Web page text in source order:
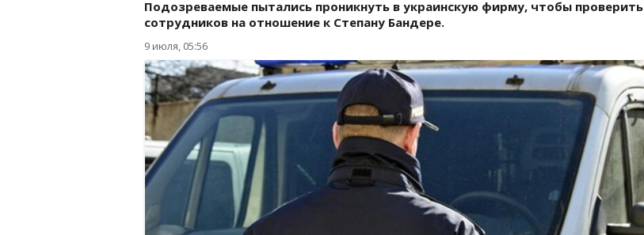
Подозреваемые пытались проникнуть в украинскую фирму, чтобы проверить
сотрудников на отношение к Степану Бандере.
9 июля, 05:56